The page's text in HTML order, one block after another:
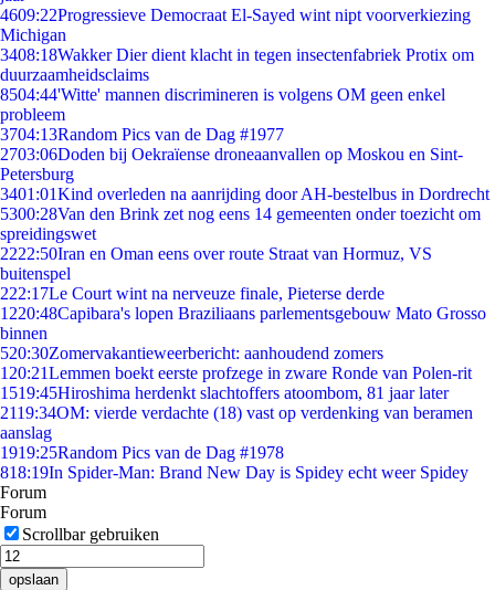
4609:22Progressieve Democraat El-Sayed wint nipt voorverkiezing
Michigan
3408:18Wakker Dier dient klacht in tegen insectenfabriek Protix om
duurzaamheidsclaims
8504:44'Witte' mannen discrimineren is volgens OM geen enkel
probleem
3704:13Random Pics van de Dag #1977
2703:06Doden bij Oekraïense droneaanvallen op Moskou en Sint-
Petersburg
3401:01Kind overleden na aanrijding door AH-bestelbus in Dordrecht
5300:28Van den Brink zet nog eens 14 gemeenten onder toezicht om
spreidingswet
2222:50Iran en Oman eens over route Straat van Hormuz, VS
buitenspel
222:17Le Court wint na nerveuze finale, Pieterse derde
1220:48Capibara's lopen Braziliaans parlementsgebouw Mato Grosso
binnen
520:30Zomervakantieweerbericht: aanhoudend zomers
1 20:21Lemmen boekt eerste profzege in zware Ronde van Polen-rit
1519:45Hiroshima herdenkt slachtoffers atoombom, 81 jaar later
2119:34OM: vierde verdachte (18) vast op verdenking van beramen
aanslag
1919:25Random Pics van de Dag #1978
818:19In Spider-Man: Brand New Day is Spidey echt weer Spidey
Forum
Forum
Scrollbar gebruiken
opslaan